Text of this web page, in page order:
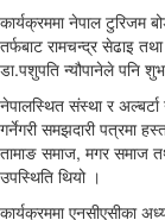
कार्यक्रममा नेपाल टुरिजम
तर्फबाट रामचन्द्र सेढाइ
डा.पशुपति न्यौपानेले पनि
नेपालस्थित संस्था र अल्बर्टा
गर्नेगरी समझदारी पत्रमा
तामाङ समाज, मगर समाज
उपस्थिति थियो ।
कार्यक्रममा एनसीएसीका